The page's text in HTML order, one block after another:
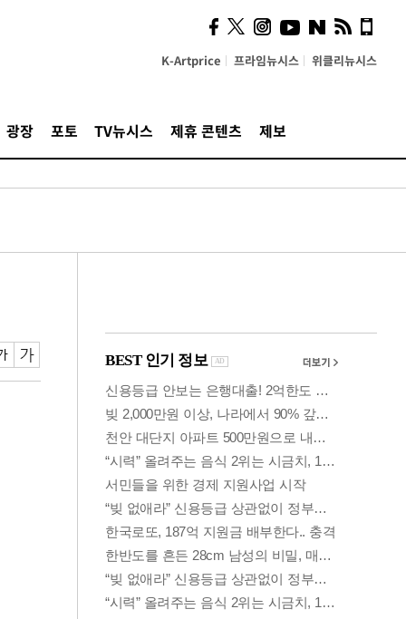
K-Artprice 프라임뉴시스 위클리뉴시스
광장 포토 TV뉴시스 제휴 콘텐츠 제보
의견, 국토부·LH에 충실히
전달할 것"